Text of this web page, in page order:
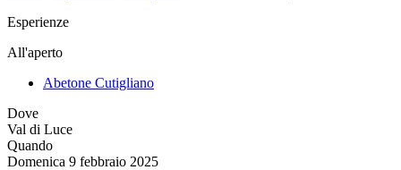
Esperienze
All'aperto
Abetone Cutigliano
Dove
Val di Luce
Quando
Domenica 9 febbraio 2025